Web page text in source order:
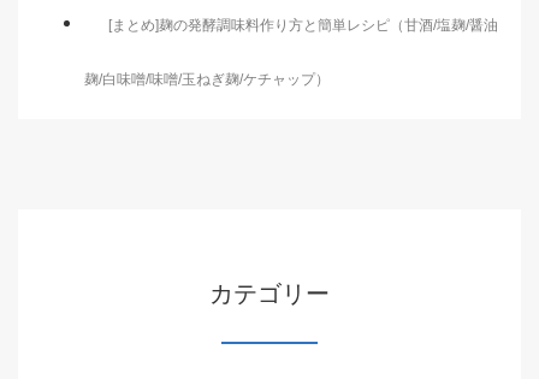
[まとめ]麹の発酵調味料作り方と簡単レシピ（甘酒/塩麹/醤油
麹/白味噌/味噌/玉ねぎ麹/ケチャップ）
カテゴリー